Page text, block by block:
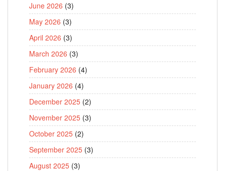
June 2026 (3)
May 2026 (3)
April 2026 (3)
March 2026 (3)
February 2026 (4)
January 2026 (4)
December 2025 (2)
November 2025 (3)
October 2025 (2)
September 2025 (3)
August 2025 (3)